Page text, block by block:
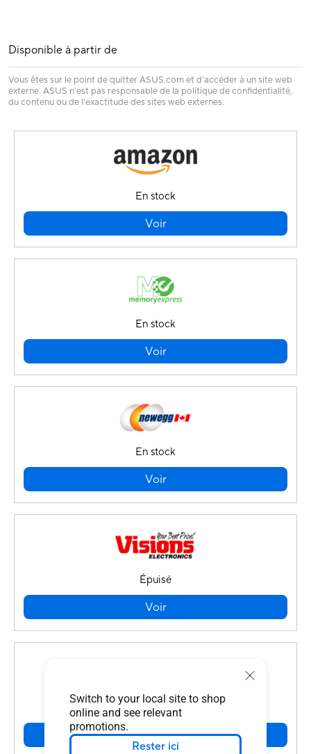
Switch to your local site to shop
online and see relevant
promotions.
Rester ici
Disponible à partir de
Vous êtes sur le point de quitter ASUS.com et d'accéder à un site web
externe. ASUS n'est pas responsable de la politique de confidentialité,
du contenu ou de l'exactitude des sites web externes.
En stock
Voir
En stock
Voir
En stock
Voir
Épuisé
Voir
En stock
Voir